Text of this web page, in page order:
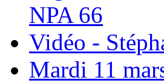
NPA 66
Vidéo -
Mardi 11